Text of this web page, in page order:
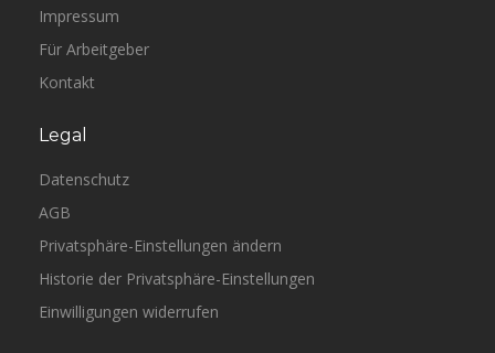
Impressum
Für Arbeitgeber
Kontakt
Legal
Datenschutz
AGB
Privatsphäre-Einstellungen ändern
Historie der Privatsphäre-Einstellungen
Einwilligungen widerrufen